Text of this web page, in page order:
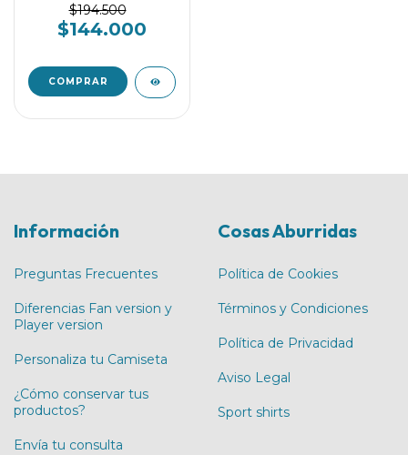
$194.500
$144.000
COMPRAR
Información
Preguntas Frecuentes
Diferencias Fan version y
Player version
Personaliza tu Camiseta
¿Cómo conservar tus
productos?
Envía tu consulta
Cosas Aburridas
Política de Cookies
Términos y Condiciones
Política de Privacidad
Aviso Legal
Sport shirts